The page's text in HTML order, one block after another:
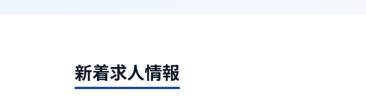
新着求人情報